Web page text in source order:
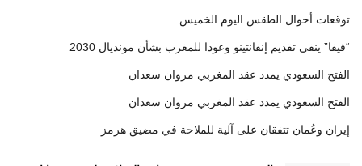
توقعات أحوال الطقس اليوم الخميس
“فيفا” ينفي تقديم إنفانتينو وعودا للمغرب بشأن مونديال 2030
الفتح السعودي يمدد عقد المغربي مروان سعدان
الفتح السعودي يمدد عقد المغربي مروان سعدان
إيران وعُمان تتفقان على آلية للملاحة في مضيق هرمز